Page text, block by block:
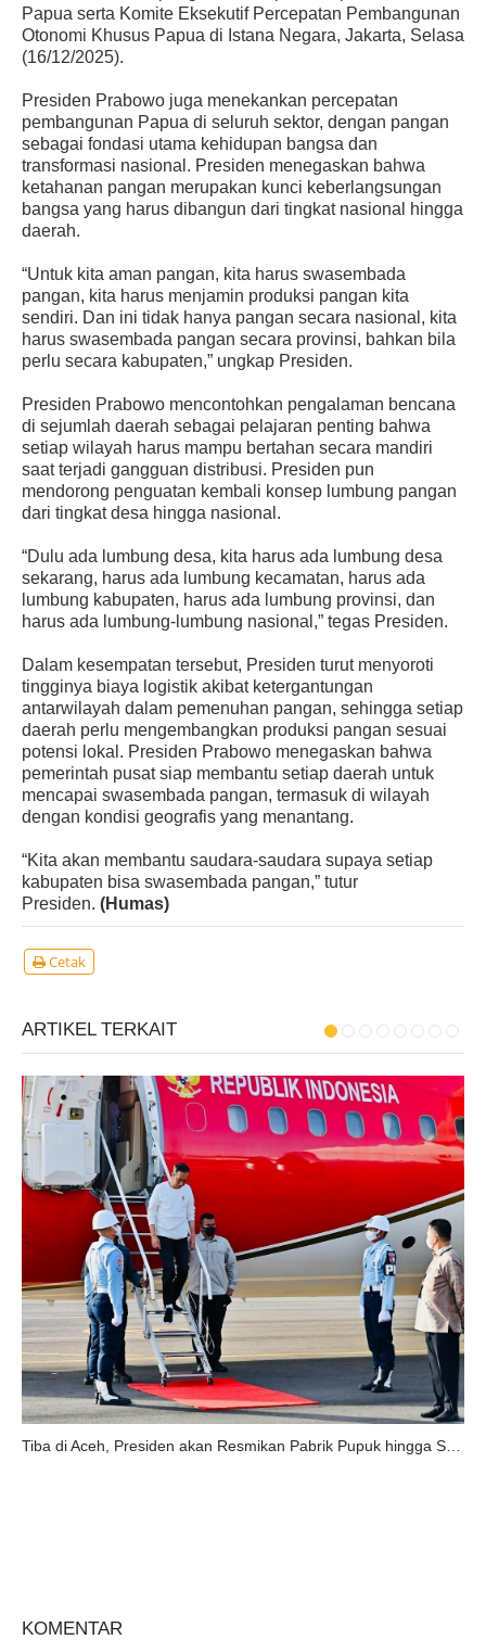
Papua serta Komite Eksekutif Percepatan Pembangunan
Otonomi Khusus Papua di Istana Negara, Jakarta, Selasa
(16/12/2025).
Presiden Prabowo juga menekankan percepatan
pembangunan Papua di seluruh sektor, dengan pangan
sebagai fondasi utama kehidupan bangsa dan
transformasi nasional. Presiden menegaskan bahwa
ketahanan pangan merupakan kunci keberlangsungan
bangsa yang harus dibangun dari tingkat nasional hingga
daerah.
“Untuk kita aman pangan, kita harus swasembada
pangan, kita harus menjamin produksi pangan kita
sendiri. Dan ini tidak hanya pangan secara nasional, kita
harus swasembada pangan secara provinsi, bahkan bila
perlu secara kabupaten,” ungkap Presiden.
Presiden Prabowo mencontohkan pengalaman bencana
di sejumlah daerah sebagai pelajaran penting bahwa
setiap wilayah harus mampu bertahan secara mandiri
saat terjadi gangguan distribusi. Presiden pun
mendorong penguatan kembali konsep lumbung pangan
dari tingkat desa hingga nasional.
“Dulu ada lumbung desa, kita harus ada lumbung desa
sekarang, harus ada lumbung kecamatan, harus ada
lumbung kabupaten, harus ada lumbung provinsi, dan
harus ada lumbung-lumbung nasional,” tegas Presiden.
Dalam kesempatan tersebut, Presiden turut menyoroti
tingginya biaya logistik akibat ketergantungan
antarwilayah dalam pemenuhan pangan, sehingga setiap
daerah perlu mengembangkan produksi pangan sesuai
potensi lokal. Presiden Prabowo menegaskan bahwa
pemerintah pusat siap membantu setiap daerah untuk
mencapai swasembada pangan, termasuk di wilayah
dengan kondisi geografis yang menantang.
“Kita akan membantu saudara-saudara supaya setiap
kabupaten bisa swasembada pangan,” tutur
Presiden. (Humas)
Cetak
ARTIKEL TERKAIT
KOMENTAR